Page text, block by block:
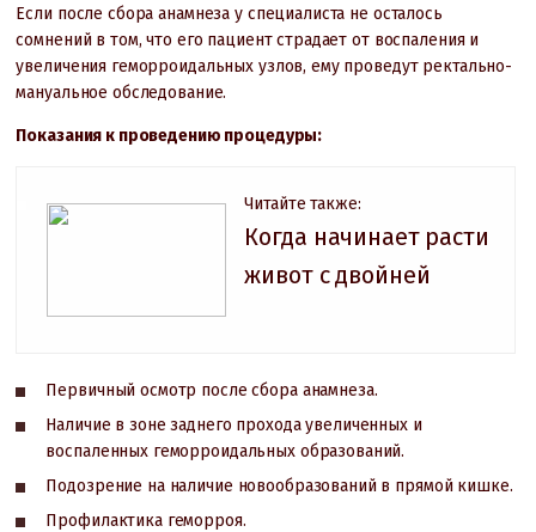
Если после сбора анамнеза у специалиста не осталось
сомнений в том, что его пациент страдает от воспаления и
увеличения геморроидальных узлов, ему проведут ректально-
мануальное обследование.
Показания к проведению процедуры:
Читайте также:
Когда начинает расти
живот с двойней
Первичный осмотр после сбора анамнеза.
Наличие в зоне заднего прохода увеличенных и
воспаленных геморроидальных образований.
Подозрение на наличие новообразований в прямой кишке.
Профилактика геморроя.